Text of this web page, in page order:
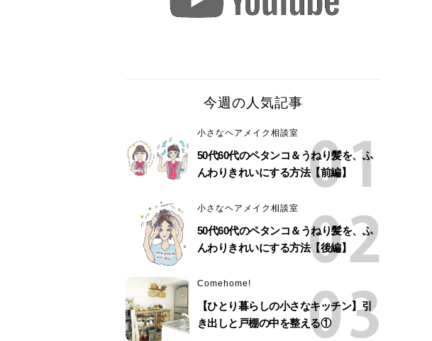
今週の人気記事
小さなヘアメイク相談室
50代60代のペタンコ＆うねり髪を、ふ
んわりきれいにする方法【前編】
小さなヘアメイク相談室
50代60代のペタンコ＆うねり髪を、ふ
んわりきれいにする方法【後編】
Comehome!
【ひとり暮らしの小さなキッチン】引
き出しと戸棚の中を整える①